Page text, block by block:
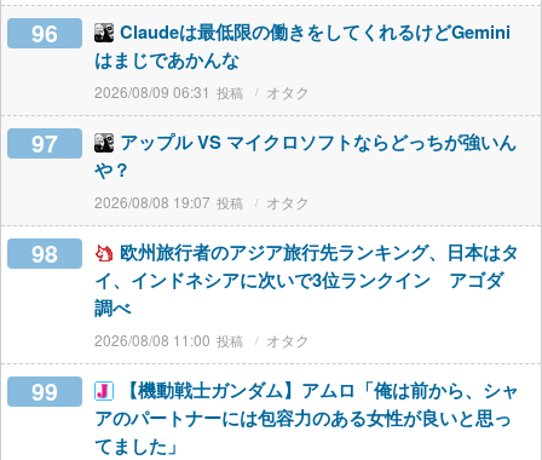
96
Claudeは最低限の働きをしてくれるけどGemini
はまじであかんな
2026/08/09 06:31 オタク
97
アップル VS マイクロソフトならどっちが強いん
や？
2026/08/08 19:07 オタク
98
欧州旅行者のアジア旅行先ランキング、日本はタ
イ、インドネシアに次いで3位ランクイン アゴダ
調べ
2026/08/08 11:00 オタク
99
【機動戦士ガンダム】アムロ「俺は前から、シャ
アのパートナーには包容力のある女性が良いと思っ
てました」